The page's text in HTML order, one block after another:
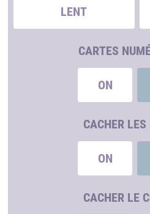
LENT
CARTES
ON
CACHER
ON
CACHER LE